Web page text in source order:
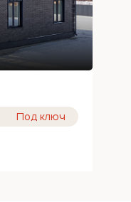
Под ключ